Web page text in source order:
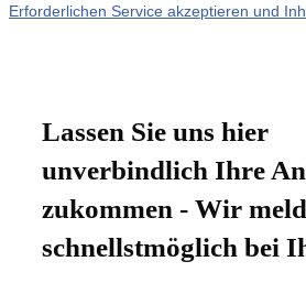
Erforderlichen Service akzeptieren und
Lassen Sie uns hier
unverbindlich Ihre
zukommen - Wir
schnellstmöglich bei